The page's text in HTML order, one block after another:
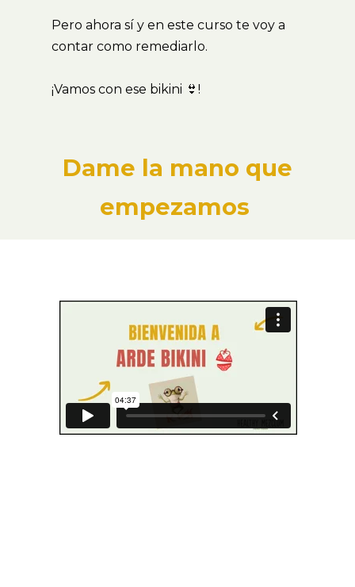
Pero ahora sí y en este curso te voy a
contar como remediarlo.
¡Vamos con ese bikini 👙!
Dame la mano que
empezamos